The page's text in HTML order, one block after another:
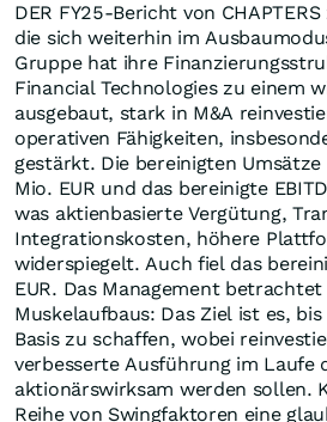
DER FY25-Bericht von
die sich weiterhin im
Gruppe hat ihre
Financial Technologies zu einem
ausgebaut, stark in M&A
operativen Fähigkeiten,
gestärkt. Die bereinigten
Mio. EUR und das bereinigte
was aktienbasierte Vergütung,
Integrationskosten, höhere
widerspiegelt. Auch fiel das
EUR. Das Management
Muskelaufbaus: Das Ziel ist es,
Basis zu schaffen, wobei
verbesserte Ausführung im Laufe
aktionärswirksam werden sollen.
Reihe von Swingfaktoren eine